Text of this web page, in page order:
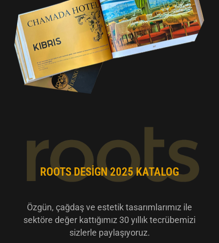
ROOTS DESIGN 2025 KATALOG
Özgün, çağdaş ve estetik tasarımlarımız ile
sektöre değer kattığımız 30 yıllık tecrübemizi
sizlerle paylaşıyoruz.